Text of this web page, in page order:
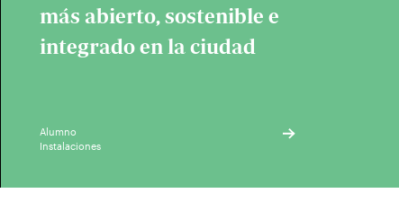
más abierto, sostenible e
integrado en la ciudad
Alumno
Instalaciones